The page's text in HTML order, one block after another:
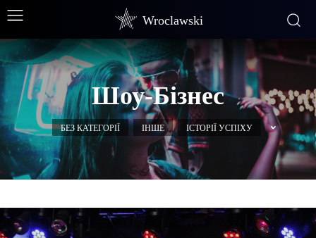
Wroclawski
Шоу-Бізнес
БЕЗ КАТЕГОРІЇ ІНШЕ ІСТОРІЇ УСПІХУ